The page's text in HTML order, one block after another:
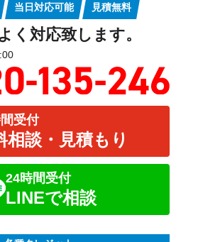
当日対応可能 見積無料
く対応致します。
受付
相談・見積もり
24時間受付
LINEで相談